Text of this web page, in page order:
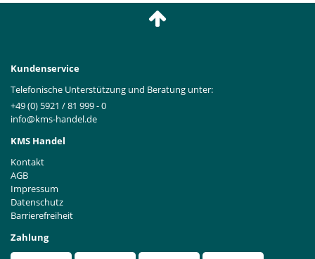
Kundenservice
Telefonische Unterstützung und Beratung unter:
+49 (0) 5921 / 81 999 - 0
info@kms-handel.de
KMS Handel
Kontakt
AGB
Impressum
Datenschutz
Barrierefreiheit
Zahlung